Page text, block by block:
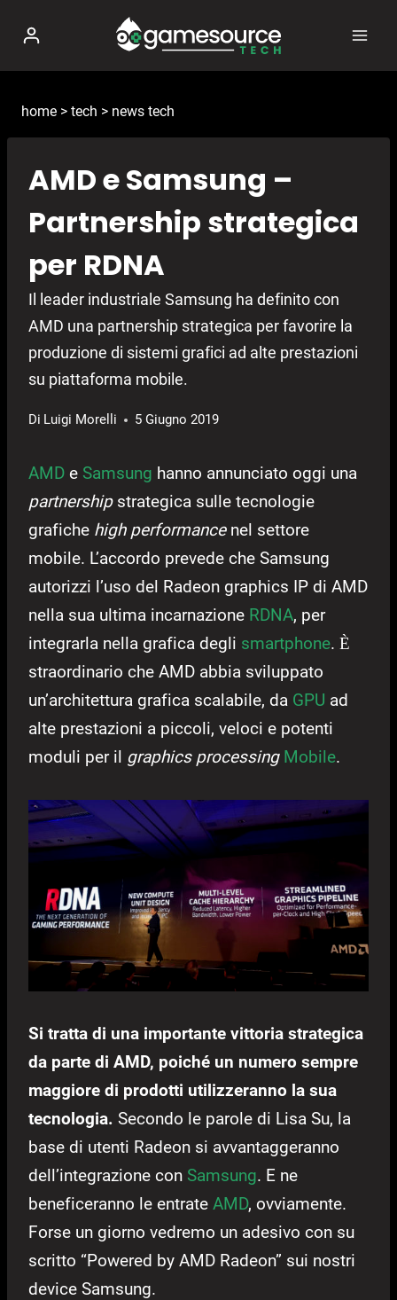
contenuto
home > tech > news tech
AMD e Samsung –
Partnership strategica
per RDNA
Il leader industriale Samsung ha definito con
AMD una partnership strategica per favorire la
produzione di sistemi grafici ad alte prestazioni
su piattaforma mobile.
Di Luigi Morelli 5 Giugno 2019
AMD e Samsung hanno annunciato oggi una
partnershipstrategica sulle tecnologie
grafiche high performancenel settore
mobile. L’accordo prevede che Samsung
autorizzi l’uso del Radeon graphics IP di AMD
nella sua ultima incarnazione RDNA, per
integrarla nella grafica degli smartphone. È
straordinario che AMD abbia sviluppato
un’architettura grafica scalabile, da GPU ad
alte prestazioni a piccoli, veloci e potenti
moduli per il graphics processing Mobile.
Si tratta di una importante vittoria strategica
da parte di AMD, poiché un numero sempre
maggiore di prodotti utilizzeranno la sua
tecnologia. Secondo le parole di Lisa Su, la
base di utenti Radeon si avvantaggeranno
dell’integrazione con Samsung. E ne
beneficeranno le entrate AMD, ovviamente.
Forse un giorno vedremo un adesivo con su
scritto “Powered by AMD Radeon” sui nostri
device Samsung.